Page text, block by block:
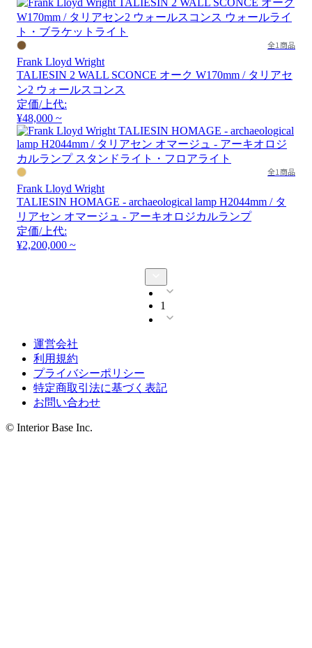
全1商品
Frank Lloyd Wright
TALIESIN 2 WALL SCONCE オーク W170mm / タリアセ
ン2 ウォールスコンス
定価/上代:
¥48,000 ~
全1商品
Frank Lloyd Wright
TALIESIN HOMAGE - archaeological lamp H2044mm / タ
リアセン オマージュ - アーキオロジカルランプ
定価/上代:
¥2,200,000 ~
1
運営会社
利用規約
プライバシーポリシー
特定商取引法に基づく表記
お問い合わせ
© Interior Base Inc.